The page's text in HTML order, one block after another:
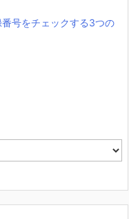
号をチェックする3つの